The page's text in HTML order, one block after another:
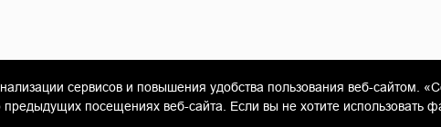
«Гамма Керамика»сервисов и повышения удобства пользования веб-сайтом.
посещениях веб-сайта. Если вы не хотите использовать